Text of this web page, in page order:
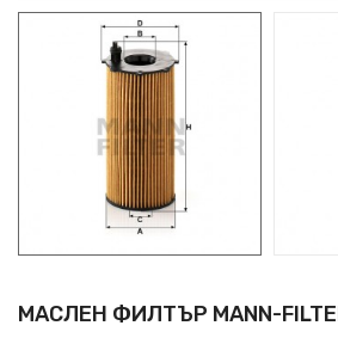
МАСЛЕН ФИЛТЪР MANN-